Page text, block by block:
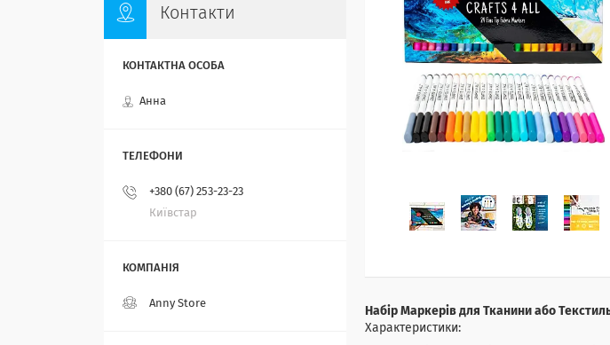
Набір Маркерів для Тканини або
Характеристики:
Контакти
Анна
+380 (67) 253-23-23
Київстар
Anny Store